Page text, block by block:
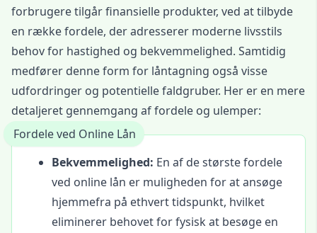
forbrugere tilgår finansielle produkter, ved at tilbyde
en række fordele, der adresserer moderne livsstils
behov for hastighed og bekvemmelighed. Samtidig
medfører denne form for låntagning også visse
udfordringer og potentielle faldgruber. Her er en mere
detaljeret gennemgang af fordele og ulemper:
Fordele ved Online Lån
Bekvemmelighed: En af de største fordele
ved online lån er muligheden for at ansøge
hjemmefra på ethvert tidspunkt, hvilket
eliminerer behovet for fysisk at besøge en